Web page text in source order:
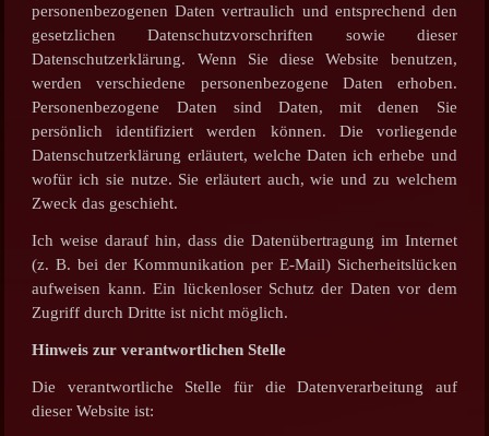
personenbezogenen Daten vertraulich und entsprechend den
gesetzlichen Datenschutzvorschriften sowie dieser
Datenschutzerklärung. Wenn Sie diese Website benutzen,
werden verschiedene personenbezogene Daten erhoben.
Personenbezogene Daten sind Daten, mit denen Sie
persönlich identifiziert werden können. Die vorliegende
Datenschutzerklärung erläutert, welche Daten ich erhebe und
wofür ich sie nutze. Sie erläutert auch, wie und zu welchem
Zweck das geschieht.
Ich weise darauf hin, dass die Datenübertragung im Internet
(z. B. bei der Kommunikation per E-Mail) Sicherheitslücken
aufweisen kann. Ein lückenloser Schutz der Daten vor dem
Zugriff durch Dritte ist nicht möglich.
Hinweis zur verantwortlichen Stelle
Die verantwortliche Stelle für die Datenverarbeitung auf
dieser Website ist: